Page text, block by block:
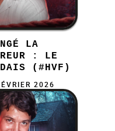
LA
: LE
(#HVF)
2026